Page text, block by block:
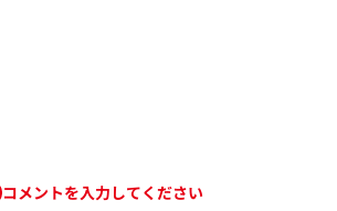
コメントを入力してください